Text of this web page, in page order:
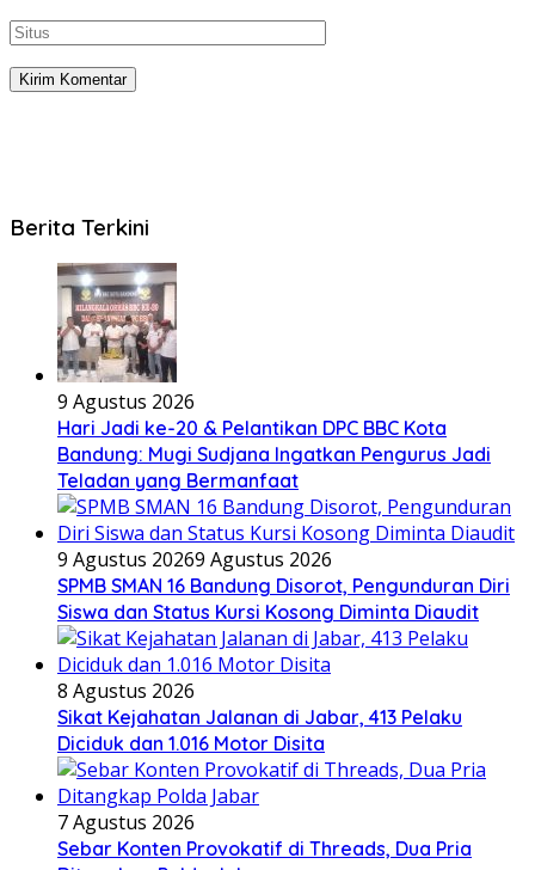
Berita Terkini
9 Agustus 2026
Hari Jadi ke-20 & Pelantikan DPC BBC Kota
Bandung: Mugi Sudjana Ingatkan Pengurus Jadi
Teladan yang Bermanfaat
9 Agustus 20269 Agustus 2026
SPMB SMAN 16 Bandung Disorot, Pengunduran Diri
Siswa dan Status Kursi Kosong Diminta Diaudit
8 Agustus 2026
Sikat Kejahatan Jalanan di Jabar, 413 Pelaku
Diciduk dan 1.016 Motor Disita
7 Agustus 2026
Sebar Konten Provokatif di Threads, Dua Pria